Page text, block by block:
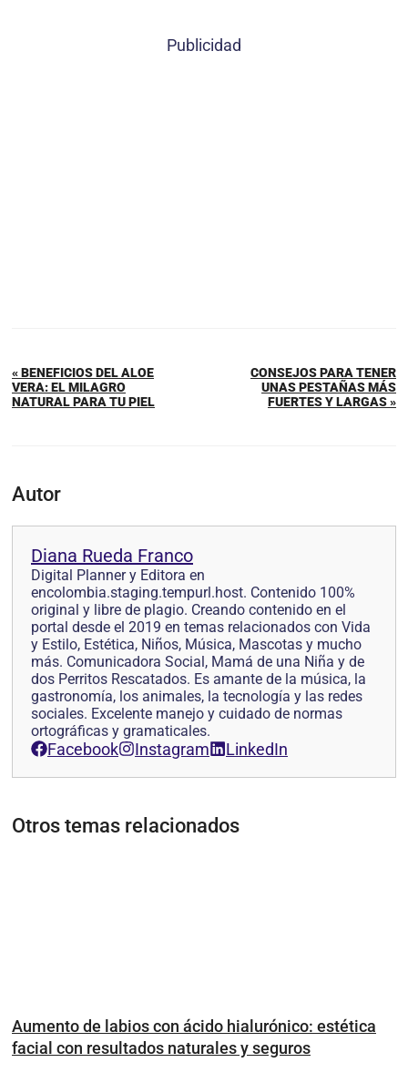
Publicidad
« BENEFICIOS DEL ALOE
VERA: EL MILAGRO
NATURAL PARA TU PIEL
CONSEJOS PARA TENER
UNAS PESTAÑAS MÁS
FUERTES Y LARGAS »
Autor
Diana Rueda Franco
Digital Planner y Editora en
encolombia.staging.tempurl.host. Contenido 100%
original y libre de plagio. Creando contenido en el
portal desde el 2019 en temas relacionados con Vida
y Estilo, Estética, Niños, Música, Mascotas y mucho
más. Comunicadora Social, Mamá de una Niña y de
dos Perritos Rescatados. Es amante de la música, la
gastronomía, los animales, la tecnología y las redes
sociales. Excelente manejo y cuidado de normas
ortográficas y gramaticales.
Facebook Instagram LinkedIn
Otros temas relacionados
Aumento de labios con ácido hialurónico: estética
facial con resultados naturales y seguros